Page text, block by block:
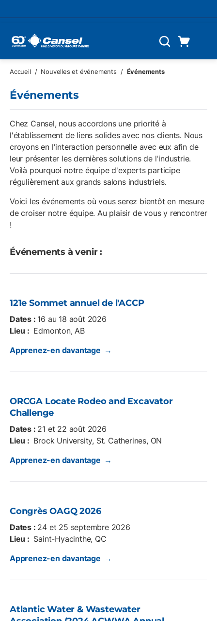
Recherche
Accueil / Nouvelles et événements / Événements
Événements
Chez Cansel, nous accordons une priorité à
l'établissement de liens solides avec nos clients. Nous
croyons en l'interaction personnelle avec eux afin de
leur présenter les dernières solutions de l'industrie.
Voilà pourquoi notre équipe d'experts participe
régulièrement aux grands salons industriels.
Voici les événements où vous serez bientôt en mesure
de croiser notre équipe. Au plaisir de vous y rencontrer
!
Événements à venir :
121e Sommet annuel de l'ACCP
Dates : 16 au 18 août 2026
Lieu : Edmonton, AB
Apprenez-en davantage →
ORCGA Locate Rodeo and Excavator
Challenge
Dates : 21 et 22 août 2026
Lieu : Brock University, St. Catherines, ON
Apprenez-en davantage →
Congrès OAGQ 2026
Dates : 24 et 25 septembre 2026
Lieu : Saint-Hyacinthe, QC
Apprenez-en davantage →
Atlantic Water & Wastewater